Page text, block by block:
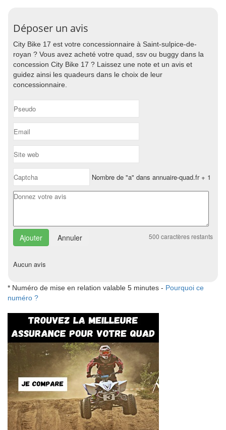
Déposer un avis
City Bike 17 est votre concessionnaire à Saint-sulpice-de-
royan ? Vous avez acheté votre quad, ssv ou buggy dans la
concession City Bike 17 ? Laissez une note et un avis et
guidez ainsi les quadeurs dans le choix de leur
concessionnaire.
Nombre de "a" dans annuaire-quad.fr + 1
Annuler 500 caractères restants
Aucun avis
* Numéro de mise en relation valable 5 minutes - Pourquoi ce
numéro ?